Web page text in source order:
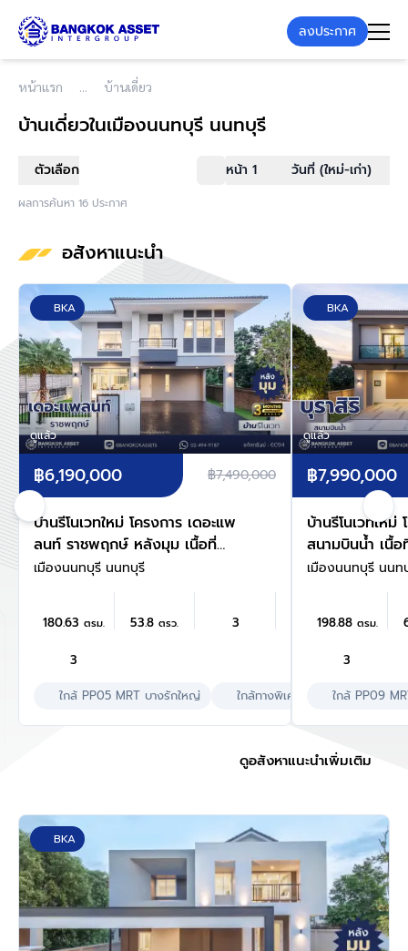
ลงประกาศ
หน้าแรก บ้านเดี่ยว
บ้านเดี่ยวในเมืองนนทบุรี นนทบุรี
ตัวเลือก หน้า 1 วันที่ (ใหม่-เก่า)
ผลการค้นหา 16 ประกาศ
อสังหาแนะนำ
BKA
ดูแล้ว
฿6,190,000 ฿7,490,000
บ้านรีโนเวทใหม่ โครงการ เดอะแพ
ลนท์ ราชพฤกษ์ หลังมุม เนื้อที่
53.8 ตร.ว. พื้นที่ใช้สอย 180.63
ตร.ม. ฟังก์ชัน 3 ห้องนอน 3
ศักยภาพ เดินทางสะดวก ใกล้วง
เวียนพระราม5, The Walk,
ม่วง "สถานีบางรักใหญ่"
เมืองนนทบุรี นนทบุรี
180.63ตรม. 53.8ตรว. 3
3
ใกล้ PP05 MRT บางรักใหญ่ ใกล้ทางพิเศษศรีรัช เลี้ยงสั
BKA
ดูแล้ว
฿7,990,000
บ้านรีโนเวทใหม่
สนามบินน้ำ เนื้
พื้นที่ใช้สอย
3 ห้องนอน 3
ใกล้เซ็นทรัล น
รถไฟฟ้าสายสี
เมืองนนทบุรี นนท
198.88 ตรม.
3
ใกล้ PP09
ดูอสังหาแนะนำเพิ่มเติม
BKA